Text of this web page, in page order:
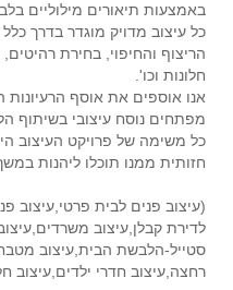
באמצעות תיאורים מילוליים
כל עיצוב מדויק מוגדר בדרך
הריצוף והחיפוי, בחירת
חלונות וכו'.
אנו אוספים את אוסף הרעיונות
מפתחים נוסח עיצובי בשיתוף
כל משימה של פרויקט העיצוב
חזותית ממנו תוכלו ליהנות
(עיצוב פנים לבית פרטי,עיצוב
לדירת קבלן,עיצוב
סטייל-הלבשת הבית,עיצוב
רחצה,עיצוב חדרי ילדים,עיצוב